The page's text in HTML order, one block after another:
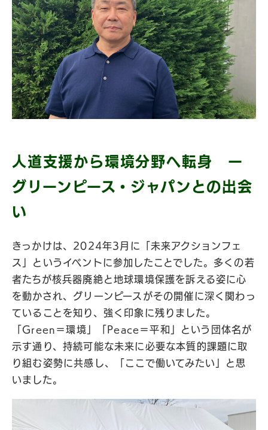
人道支援から環境分野へ転身 ー
グリーンピース・ジャパンとの出会
い
きっかけは、2024年3月に「未来アクションフェ
ス」というイベントに参加したことでした。多くの若
者たちが核兵器廃絶と地球環境保護を訴える姿に心
を動かされ、グリーンピースがその開催に深く関わっ
ていることを知り、強く印象に残りました。
「Green＝環境」「Peace＝平和」という団体名が
示す通り、持続可能な未来に必要な本質的課題に取
り組む姿勢に共感し、「ここで働いてみたい」と思
いました。